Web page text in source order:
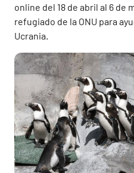
online del 18 de abril al 6 de
refugiado de la ONU para
Ucrania.